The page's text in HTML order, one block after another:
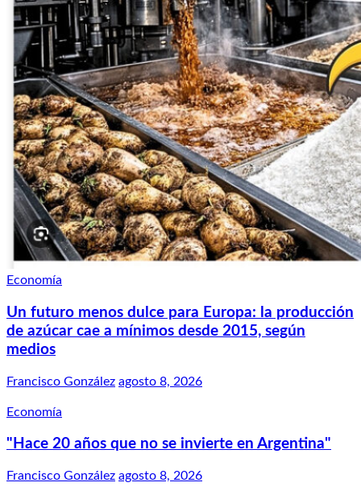
Economía
Un futuro menos dulce para Europa: la producción
de azúcar cae a mínimos desde 2015, según
medios
Francisco González agosto 8, 2026
Economía
"Hace 20 años que no se invierte en Argentina"
Francisco González agosto 8, 2026